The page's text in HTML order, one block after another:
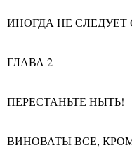
ИНОГДА НЕ
ГЛАВА 2
ПЕРЕСТАНЬТЕ НЫТЬ!
ВИНОВАТЫ ВСЕ,